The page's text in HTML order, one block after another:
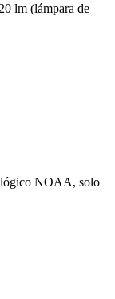
lm (lámpara de
NOAA, solo